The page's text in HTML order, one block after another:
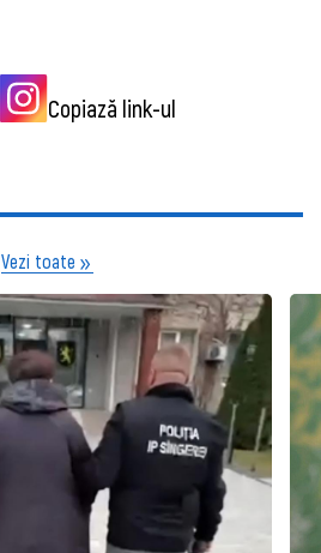
Copiază link-ul
Vezi toate